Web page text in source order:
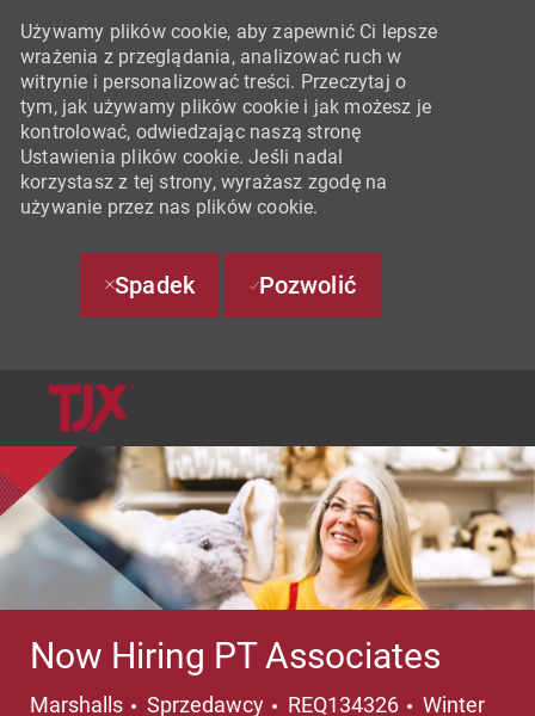
Używamy plików cookie, aby zapewnić Ci lepsze
wrażenia z przeglądania, analizować ruch w
witrynie i personalizować treści. Przeczytaj o
tym, jak używamy plików cookie i jak możesz je
kontrolować, odwiedzając naszą stronę
Ustawienia plików cookie. Jeśli nadal
korzystasz z tej strony, wyrażasz zgodę na
używanie przez nas plików cookie.
Spadek Pozwolić
Now Hiring PT Associates
Marshalls Kategoria
Sprzedawcy REQ134326 Lokalizacja
Winter